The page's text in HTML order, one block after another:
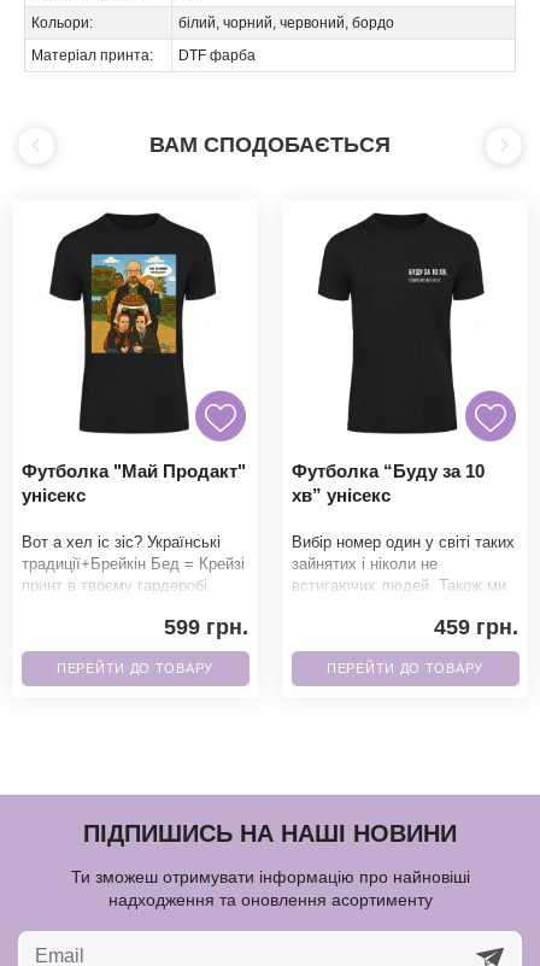
Кольори:
білий, чорний, червоний, бордо
Матеріал принта:
DTF фарба
ВАМ СПОДОБАЄТЬСЯ
Футболка "Май Продакт"
унісекс
Вот а хел іс зіс? Українські
традиції+Брейкін Бед = Крейзі
принт в твоєму гардеробі.
599 грн.
ПЕРЕЙТИ ДО ТОВАРУ
Футболка “Буду за 10
хв” унісекс
Вибір номер один у світі таких
зайнятих і ніколи не
встигаючих людей. Також ми
459 грн.
ПЕРЕЙТИ ДО ТОВАРУ
ПІДПИШИСЬ НА НАШІ НОВИНИ
Ти зможеш отримувати інформацію про найновіші
надходження та оновлення асортименту